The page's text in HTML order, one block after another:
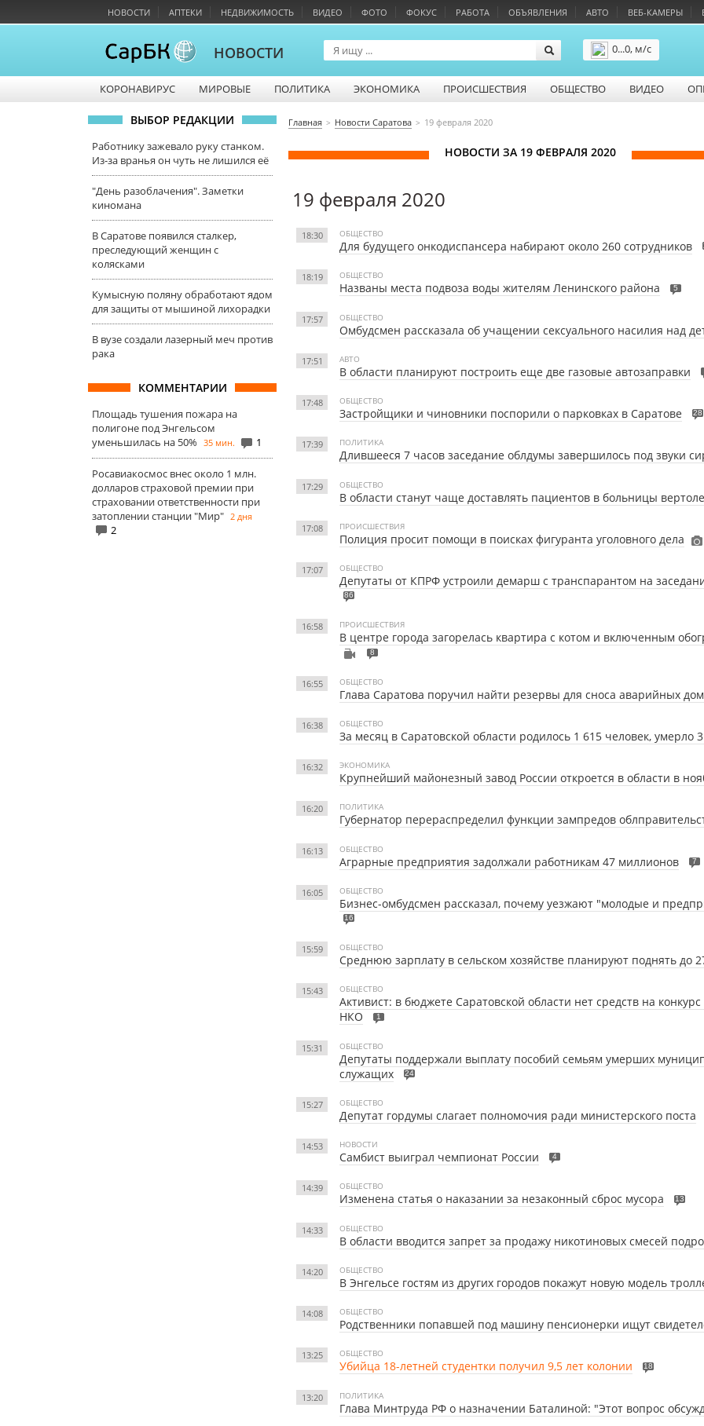
НОВОСТИ АПТЕКИ НЕДВИЖИМОСТЬ ВИДЕО ФОТО ФОКУС РАБОТА ОБЪЯВЛЕНИЯ АВТО ВЕБ-КАМЕРЫ
НОВОСТИ
0...0, м/с
КОРОНАВИРУС МИРОВЫЕ ПОЛИТИКА ЭКОНОМИКА ПРОИСШЕСТВИЯ ОБЩЕСТВО ВИДЕО
ВЫБОР РЕДАКЦИИ
Работнику зажевало руку станком.
Из-за вранья он чуть не лишился её
"День разоблачения". Заметки
киномана
В Саратове появился сталкер,
преследующий женщин с
колясками
Кумысную поляну обработают ядом
для защиты от мышиной лихорадки
В вузе создали лазерный меч против
рака
КОММЕНТАРИИ
Площадь тушения пожара на
полигоне под Энгельсом
уменьшилась на 50% 35 мин. 1
Росавиакосмос внес около 1 млн.
долларов страховой премии при
страховании ответственности при
затоплении станции "Мир" 2 дня
2
Главная Новости Саратова 19 февраля 2020
НОВОСТИ ЗА 19 ФЕВРАЛЯ 2020
19 февраля 2020
18:30 ОБЩЕСТВО
Для будущего онкодиспансера набирают около 260 сотрудников
18:19 ОБЩЕСТВО
Названы места подвоза воды жителям Ленинского района 5
17:57 ОБЩЕСТВО
Омбудсмен рассказала об учащении сексуального насилия над
17:51 АВТО
В области планируют построить еще две газовые автозаправки
17:48 ОБЩЕСТВО
Застройщики и чиновники поспорили о парковках в Саратове 28
17:39 ПОЛИТИКА
Длившееся 7 часов заседание облдумы завершилось под звуки
17:29 ОБЩЕСТВО
В области станут чаще доставлять пациентов в больницы
17:08 ПРОИСШЕСТВИЯ
Полиция просит помощи в поисках фигуранта уголовного дела
17:07 ОБЩЕСТВО
Депутаты от КПРФ устроили демарш с транспарантом на
86
16:58 ПРОИСШЕСТВИЯ
В центре города загорелась квартира с котом и включенным
8
16:55 ОБЩЕСТВО
Глава Саратова поручил найти резервы для сноса аварийных
16:38 ОБЩЕСТВО
За месяц в Саратовской области родилось 1 615 человек, умерло
16:32 ЭКОНОМИКА
Крупнейший майонезный завод России откроется в области в
16:20 ПОЛИТИКА
Губернатор перераспределил функции зампредов
16:13 ОБЩЕСТВО
Аграрные предприятия задолжали работникам 47 миллионов 7
16:05 ОБЩЕСТВО
Бизнес-омбудсмен рассказал, почему уезжают "молодые и
16
15:59 ОБЩЕСТВО
Среднюю зарплату в сельском хозяйстве планируют поднять до
15:43 ОБЩЕСТВО
Активист: в бюджете Саратовской области нет средств на конкурс
НКО
1
15:31 ОБЩЕСТВО
Депутаты поддержали выплату пособий семьям умерших
служащих
24
15:27 ОБЩЕСТВО
Депутат гордумы слагает полномочия ради министерского поста
14:53 НОВОСТИ
Самбист выиграл чемпионат России 4
14:39 ОБЩЕСТВО
Изменена статья о наказании за незаконный сброс мусора 13
14:33 ОБЩЕСТВО
В области вводится запрет за продажу никотиновых смесей
14:20 ОБЩЕСТВО
В Энгельсе гостям из других городов покажут новую модель
14:08 ОБЩЕСТВО
Родственники попавшей под машину пенсионерки ищут
13:25 ОБЩЕСТВО
Убийца 18-летней студентки получил 9,5 лет колонии 18
13:20 ПОЛИТИКА
Глава Минтруда РФ о назначении Баталиной: "Этот вопрос